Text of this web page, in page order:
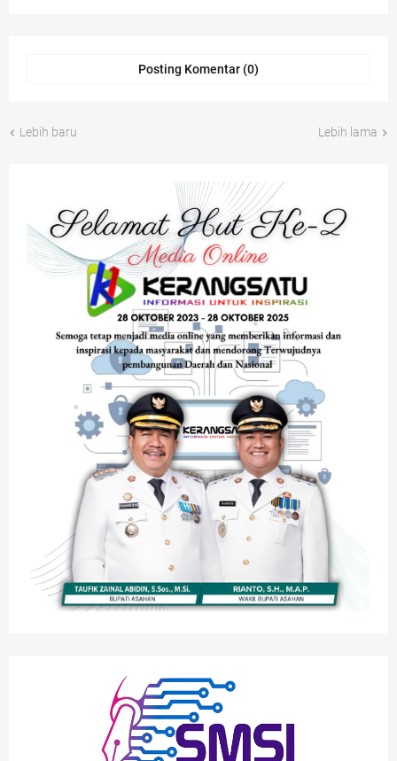
Posting Komentar (0)
Lebih baru Lebih lama